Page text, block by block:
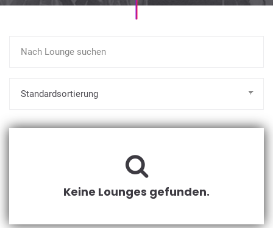
Keine Lounges gefunden.